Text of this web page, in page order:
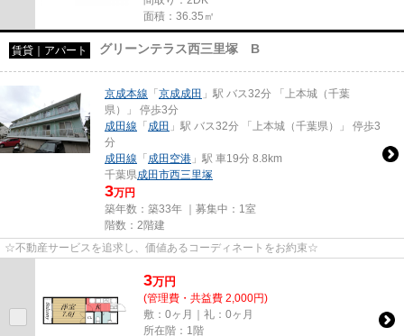
面積：36.35㎡
賃貸｜アパート グリーンテラス西三里塚 B
京成本線 「京成成田 」駅 バス32分 「上本城（千葉
県）」 停歩3分
成田線 「成田 」駅 バス32分 「上本城（千葉県）」 停歩3
分
成田線 「成田空港 」駅 車19分 8.8km
千葉県成田市西三里塚
3万円
築年数：築33年 ｜募集中： 1室
階数：2階建
☆不動産サービスを追求し、価値あるコーディネートをお約束☆
3万円
(管理費・共益費 2,000円)
敷：0ヶ月｜礼：0ヶ月
所在階：1階